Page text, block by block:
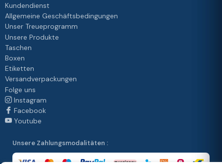
Kundendienst
Allgemeine Geschäftsbedingungen
Unser Treueprogramm
Unsere Produkte
Taschen
Boxen
Etiketten
Versandverpackungen
Folge uns
Instagram
Facebook
Youtube
Unsere Zahlungsmodalitäten :